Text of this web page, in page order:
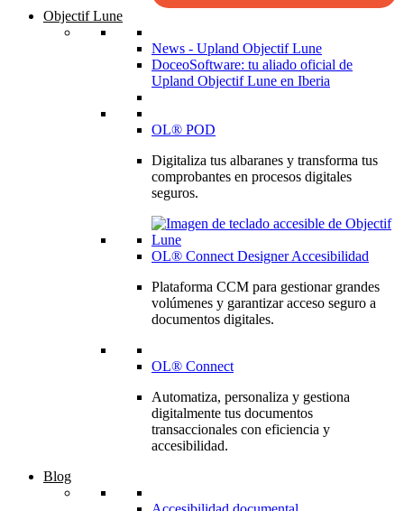
Objectif Lune
News - Upland Objectif Lune
DoceoSoftware: tu aliado oficial de
Upland Objectif Lune en Iberia
OL® POD
Digitaliza tus albaranes y transforma tus
comprobantes en procesos digitales
seguros.
OL® Connect Designer Accesibilidad
Plataforma CCM para gestionar grandes
volúmenes y garantizar acceso seguro a
documentos digitales.
OL® Connect
Automatiza, personaliza y gestiona
digitalmente tus documentos
transaccionales con eficiencia y
accesibilidad.
Blog